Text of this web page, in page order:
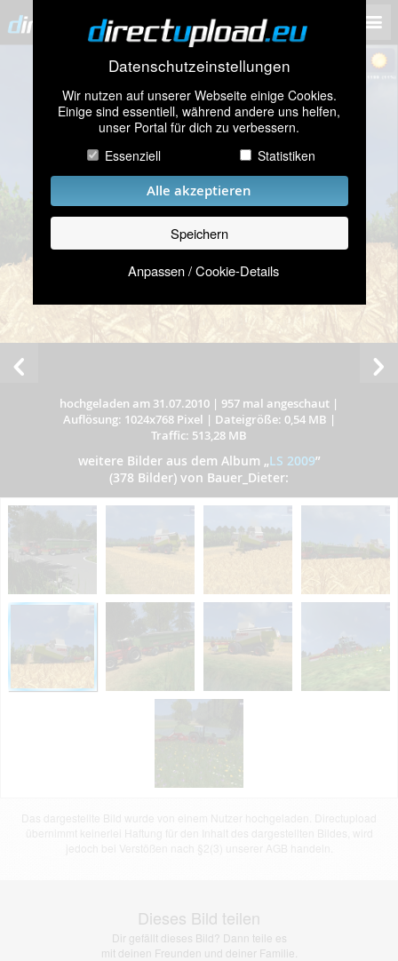
Datenschutzeinstellungen
Wir nutzen auf unserer Webseite einige Cookies.
Einige sind essentiell, während andere uns helfen,
unser Portal für dich zu verbessern.
Essenziell
Statistiken
Alle akzeptieren
Speichern
Anpassen / Cookie-Details
hochgeladen am 31.07.2010 | 957 mal angeschaut |
Auflösung: 1024x768 Pixel | Dateigröße: 0,54 MB |
Traffic: 513,28 MB
weitere Bilder aus dem Album „LS 2009”
(378 Bilder) von Bauer_Dieter:
Dieses Bild teilen
Dir gefällt dieses Bild? Dann teile es
mit deinen Freunden und deiner Familie.